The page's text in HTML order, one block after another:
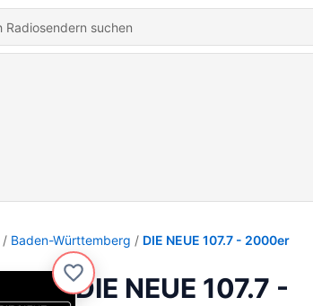
Baden-Württemberg DIE NEUE 107.7 - 2000er
DIE NEUE 107.7 -